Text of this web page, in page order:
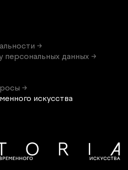
→
персональных данных →
→
искусства